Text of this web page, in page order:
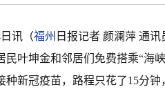
讯（福州 日报记者 颜澜萍 通讯
民叶坤金和邻居们免费搭乘“海
种新冠疫苗，路程只花了15分